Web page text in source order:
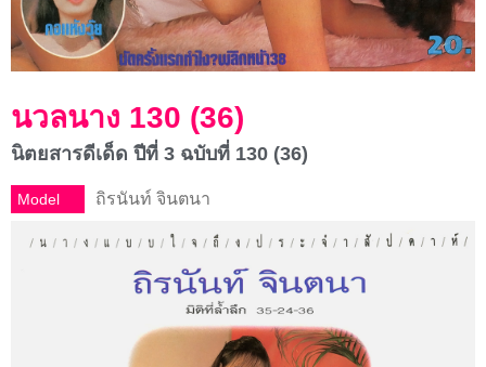
นวลนาง 130 (36)
นิตยสารดีเด็ด ปีที่ 3 ฉบับที่ 130 (36)
Model ถิรนันท์ จินตนา